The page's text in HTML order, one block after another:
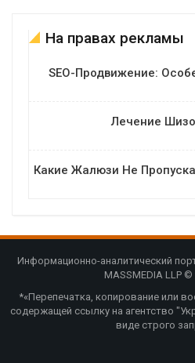
На правах рекламы
SEO-Продвижение:
Лечение
Какие Жалюзи Не
Информационно-аналитический
MASSMEDIA LLP ©
*«Перепечатка, копирование или
содержащей ссылку на агентство
виде строго